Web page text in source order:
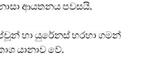
ආයතනය පවසයි.
හා යුරේනස් හරහා ගමන්
යානාව වේ.